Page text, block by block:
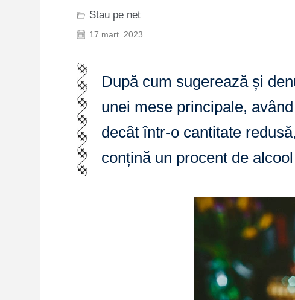
Stau pe net
17 mart. 2023
După cum sugerează și
unei mese principale,
decât într-o cantitate
conțină un procent de